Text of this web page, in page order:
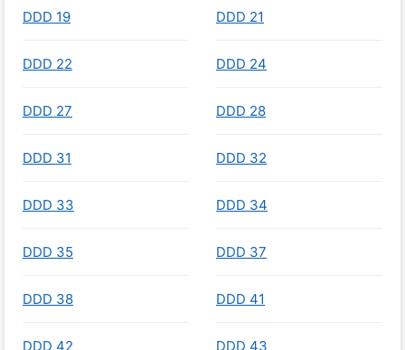
DDD 19 DDD 21
DDD 22 DDD 24
DDD 27 DDD 28
DDD 31 DDD 32
DDD 33 DDD 34
DDD 35 DDD 37
DDD 38 DDD 41
DDD 42 DDD 43